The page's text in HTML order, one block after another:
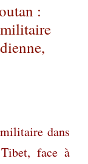
:
dans
face à